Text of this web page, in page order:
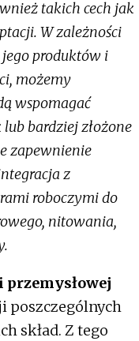
takich cech jak
W zależności
produktów i
możemy
wspomagać
bardziej złożone
zapewnienie
z
roboczymi do
nitowania,
przemysłowej
poszczególnych
skład. Z tego